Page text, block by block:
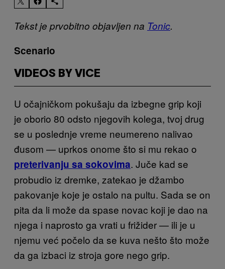
Tekst je prvobitno objavljen na Tonic.
Scenario
VIDEOS BY VICE
U očajničkom pokušaju da izbegne grip koji
je oborio 80 odsto njegovih kolega, tvoj drug
se u poslednje vreme neumereno nalivao
đusom — uprkos onome što si mu rekao o
preterivanju sa sokovima. Juče kad se
probudio iz dremke, zatekao je džambo
pakovanje koje je ostalo na pultu. Sada se on
pita da li može da spase novac koji je dao na
njega i naprosto ga vrati u frižider — ili je u
njemu već počelo da se kuva nešto što može
da ga izbaci iz stroja gore nego grip.